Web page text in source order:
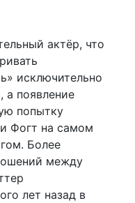
актёр, что
исключительно
а появление
попытку
Фогт на самом
Более
между
лет назад в